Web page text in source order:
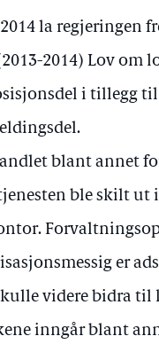
la regjeringen
2014) Lov om
i tillegg
blant annet
ble skilt
er
videre bidra til
inngår blant